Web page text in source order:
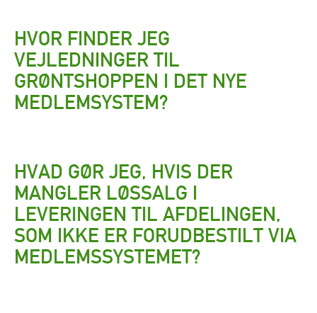
HVOR FINDER JEG
VEJLEDNINGER TIL
GRØNTSHOPPEN I DET NYE
MEDLEMSYSTEM?
HVAD GØR JEG, HVIS DER
MANGLER LØSSALG I
LEVERINGEN TIL AFDELINGEN,
SOM IKKE ER FORUDBESTILT VIA
MEDLEMSSYSTEMET?